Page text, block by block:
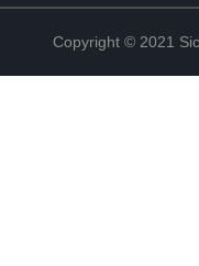
Copyright © 2021